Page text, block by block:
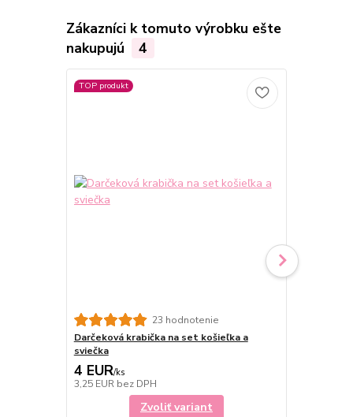
Zákazníci k tomuto výrobku ešte
nakupujú
4
TOP produkt
23 hodnotenie
Darčeková krabička na set košieľka a
sviečka
4 EUR/ks
3,25 EUR bez DPH
Zvoliť variant